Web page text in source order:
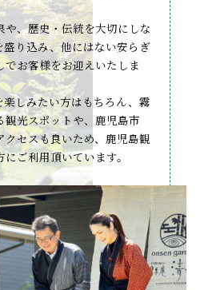
、歴史・伝統を大切にしな
り込み、他にはない安らぎ
お客様をお迎えいたしま
しみたい方はもちろん、霧
光スポットや、鹿児島市
セスも良いため、鹿児島観
ご利用頂いています。